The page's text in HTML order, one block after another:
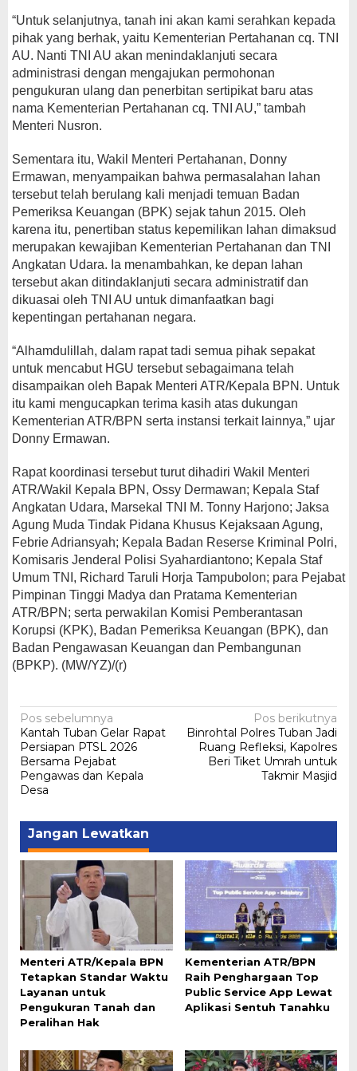
“Untuk selanjutnya, tanah ini akan kami serahkan kepada
pihak yang berhak, yaitu Kementerian Pertahanan cq. TNI
AU. Nanti TNI AU akan menindaklanjuti secara
administrasi dengan mengajukan permohonan
pengukuran ulang dan penerbitan sertipikat baru atas
nama Kementerian Pertahanan cq. TNI AU,” tambah
Menteri Nusron.
Sementara itu, Wakil Menteri Pertahanan, Donny
Ermawan, menyampaikan bahwa permasalahan lahan
tersebut telah berulang kali menjadi temuan Badan
Pemeriksa Keuangan (BPK) sejak tahun 2015. Oleh
karena itu, penertiban status kepemilikan lahan dimaksud
merupakan kewajiban Kementerian Pertahanan dan TNI
Angkatan Udara. Ia menambahkan, ke depan lahan
tersebut akan ditindaklanjuti secara administratif dan
dikuasai oleh TNI AU untuk dimanfaatkan bagi
kepentingan pertahanan negara.
“Alhamdulillah, dalam rapat tadi semua pihak sepakat
untuk mencabut HGU tersebut sebagaimana telah
disampaikan oleh Bapak Menteri ATR/Kepala BPN. Untuk
itu kami mengucapkan terima kasih atas dukungan
Kementerian ATR/BPN serta instansi terkait lainnya,” ujar
Donny Ermawan.
Rapat koordinasi tersebut turut dihadiri Wakil Menteri
ATR/Wakil Kepala BPN, Ossy Dermawan; Kepala Staf
Angkatan Udara, Marsekal TNI M. Tonny Harjono; Jaksa
Agung Muda Tindak Pidana Khusus Kejaksaan Agung,
Febrie Adriansyah; Kepala Badan Reserse Kriminal Polri,
Komisaris Jenderal Polisi Syahardiantono; Kepala Staf
Umum TNI, Richard Taruli Horja Tampubolon; para Pejabat
Pimpinan Tinggi Madya dan Pratama Kementerian
ATR/BPN; serta perwakilan Komisi Pemberantasan
Korupsi (KPK), Badan Pemeriksa Keuangan (BPK), dan
Badan Pengawasan Keuangan dan Pembangunan
(BPKP). (MW/YZ)/(r)
Navigasi
pos
Pos sebelumnya
Kantah Tuban Gelar Rapat
Persiapan PTSL 2026
Bersama Pejabat
Pengawas dan Kepala
Desa
Pos berikutnya
Binrohtal Polres Tuban Jadi
Ruang Refleksi, Kapolres
Beri Tiket Umrah untuk
Takmir Masjid
Jangan Lewatkan
Menteri ATR/Kepala BPN
Tetapkan Standar Waktu
Layanan untuk
Pengukuran Tanah dan
Peralihan Hak
Kementerian ATR/BPN
Raih Penghargaan Top
Public Service App Lewat
Aplikasi Sentuh Tanahku